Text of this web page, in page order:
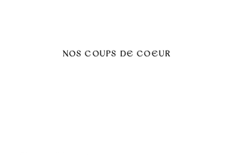
NOS COUPS DE COEUR